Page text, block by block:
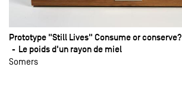
Prototype "Still Lives" Consume or conserve?
Le poids d'un rayon de miel
Somers